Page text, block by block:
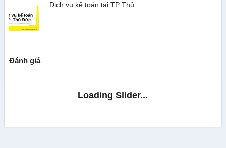
Dịch vụ kế toán tại TP Thủ …
Đánh giá